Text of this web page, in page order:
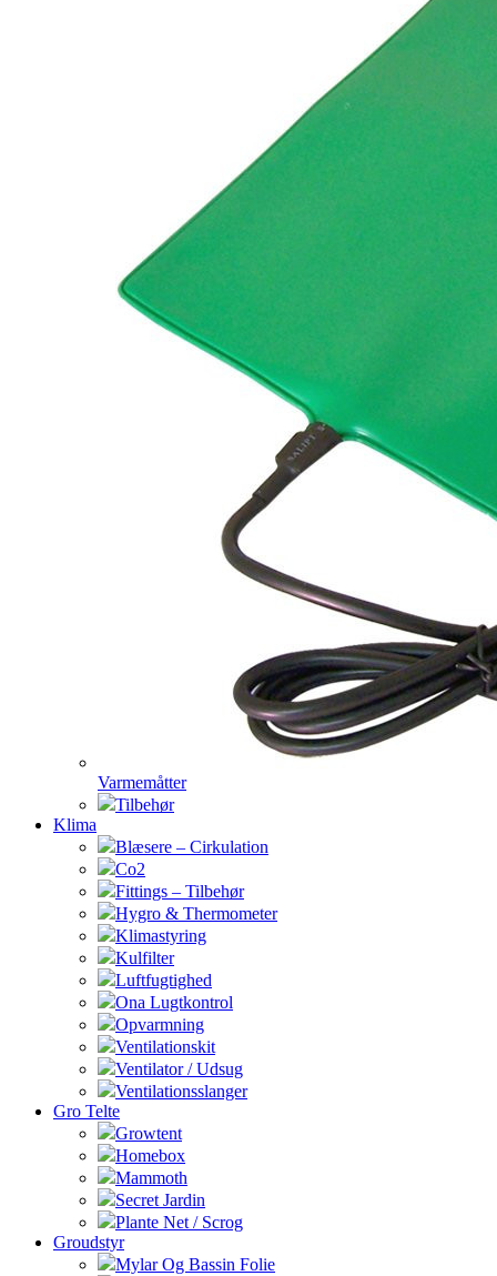
Varmemåtter
Tilbehør
Klima
Blæsere – Cirkulation
Co2
Fittings – Tilbehør
Hygro & Thermometer
Klimastyring
Kulfilter
Luftfugtighed
Ona Lugtkontrol
Opvarmning
Ventilationskit
Ventilator / Udsug
Ventilationsslanger
Gro Telte
Growtent
Homebox
Mammoth
Secret Jardin
Plante Net / Scrog
Groudstyr
Mylar Og Bassin Folie